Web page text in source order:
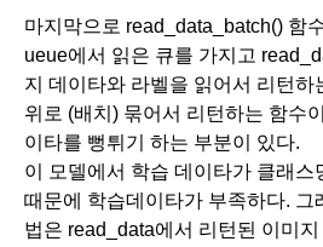
마지막으로 read_data_batch() 함
ueue에서 읽은 큐를 가지고
지 데이타와 라벨을 읽어서 리턴하
위로 (배치) 묶어서 리턴하는 함수
이타를 뻥튀기 하는 부분이 있다.
이 모델에서 학습 데이타가 클래스
때문에 학습데이타가 부족하다. 그
법은 read_data에서 리턴된 이미